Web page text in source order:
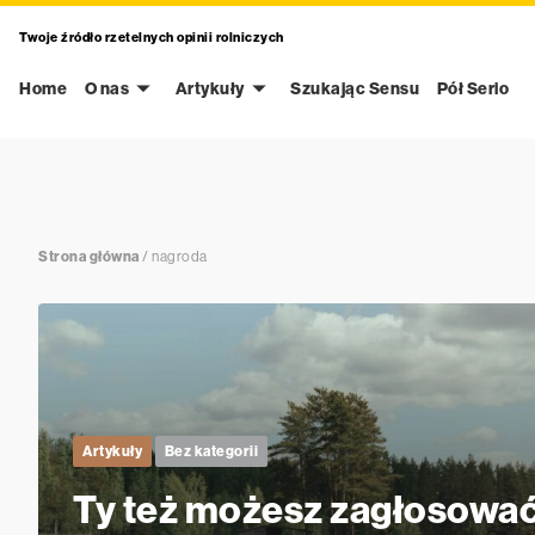
Twoje źródło rzetelnych opinii rolniczych
Home O nas Artykuły Szukając Sensu Pół Serio
Strona główna / nagroda
Artykuły Bez kategorii
Ty też możesz